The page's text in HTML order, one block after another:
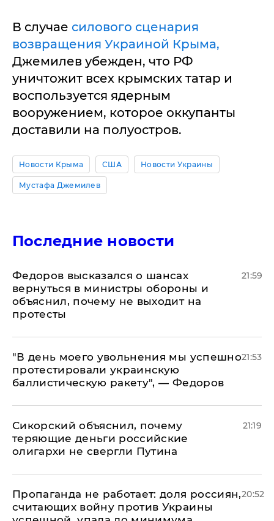
В случае силового сценария
возвращения Украиной Крыма,
Джемилев убежден, что РФ
уничтожит всех крымских татар и
воспользуется ядерным
вооружением, которое оккупанты
доставили на полуостров.
Новости Крыма США Новости Украины
Мустафа Джемилев
Последние новости
Федоров высказался о шансах
вернуться в министры обороны и
объяснил, почему не выходит на
протесты
21:59
​"В день моего увольнения мы успешно
протестировали украинскую
баллистическую ракету", — Федоров
21:53
Сикорский объяснил, почему
теряющие деньги российские
олигархи не свергли Путина
21:19
​Пропаганда не работает: доля россиян,
считающих войну против Украины
20:52